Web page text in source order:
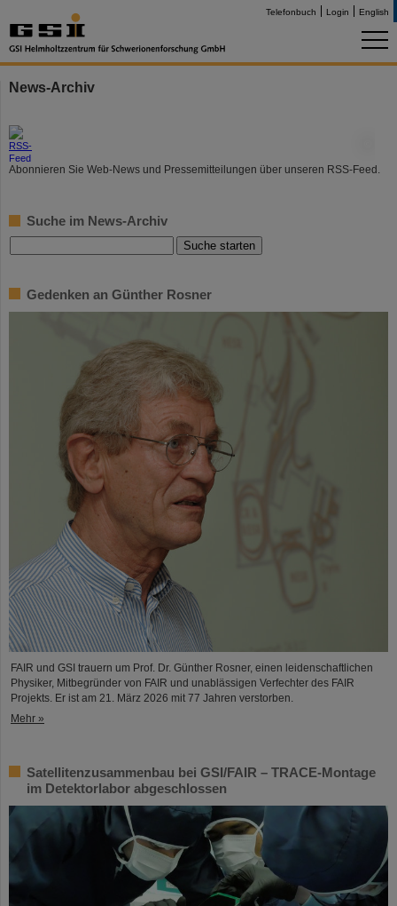
Telefonbuch Login English
News-Archiv
Abonnieren Sie Web-News und Pressemitteilungen über unseren RSS-Feed.
Suche im News-Archiv
Gedenken an Günther Rosner
FAIR und GSI trauern um Prof. Dr. Günther Rosner, einen leidenschaftlichen
Physiker, Mitbegründer von FAIR und unablässigen Verfechter des FAIR
Projekts. Er ist am 21. März 2026 mit 77 Jahren verstorben.
Mehr »
Satellitenzusammenbau bei GSI/FAIR – TRACE-Montage
im Detektorlabor abgeschlossen